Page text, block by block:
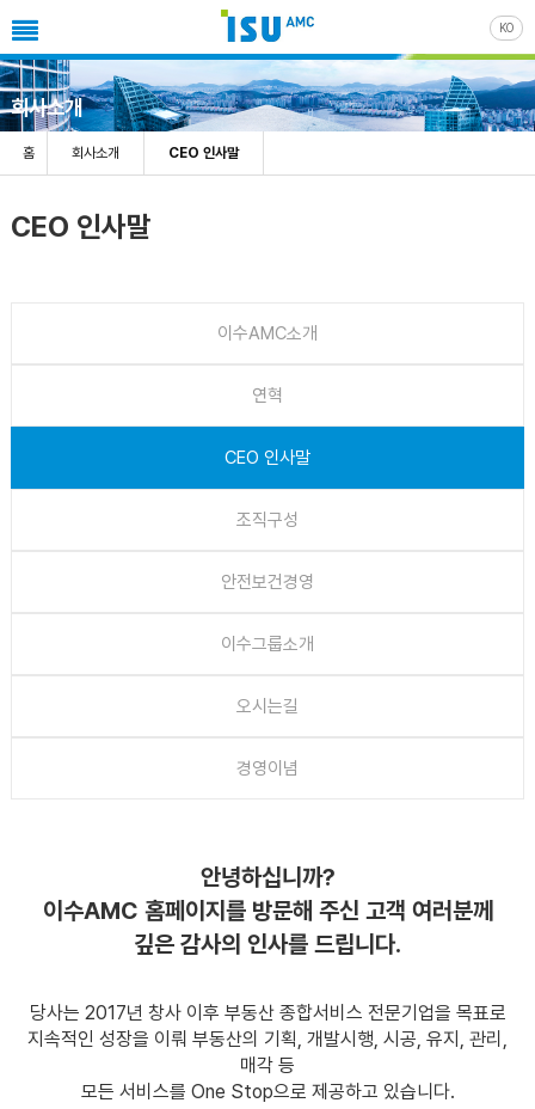
KO
회사소개
홈 회사소개 CEO 인사말
CEO 인사말
이수AMC소개
연혁
CEO 인사말
조직구성
안전보건경영
이수그룹소개
오시는길
경영이념
안녕하십니까?
이수AMC 홈페이지를 방문해 주신 고객 여러분께
깊은 감사의 인사를 드립니다.
당사는 2017년 창사 이후 부동산 종합서비스 전문기업을 목표로
지속적인 성장을 이뤄 부동산의 기획, 개발시행, 시공, 유지, 관리,
매각 등
모든 서비스를 One Stop으로 제공하고 있습니다.